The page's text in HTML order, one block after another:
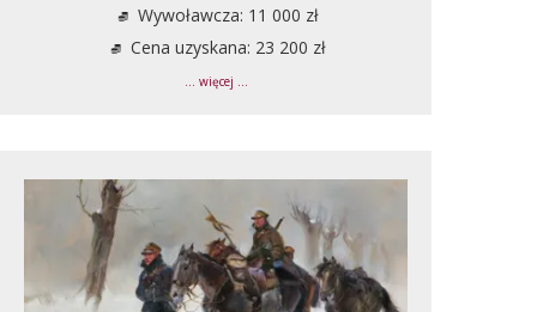
Wywoławcza: 11 000 zł
Cena uzyskana: 23 200 zł
... więcej ...